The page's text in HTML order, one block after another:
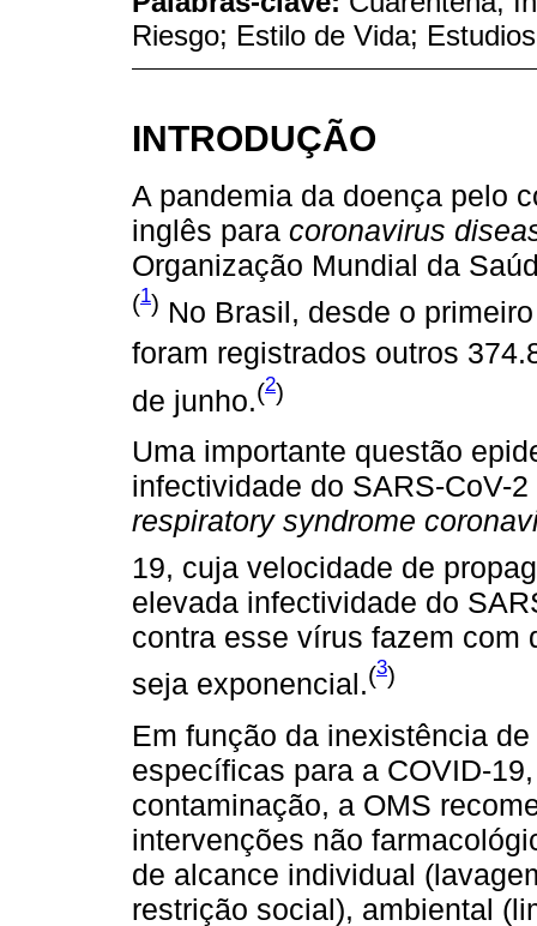
Riesgo; Estilo de Vida;
INTRODUÇÃO
A pandemia da doença pelo
inglês para coronavirus
Organização Mundial da
(1) No Brasil, desde o
foram registrados outros
de junho.(2)
Uma importante questão
infectividade do SARS-CoV-
respiratory syndrome
19, cuja velocidade de
elevada infectividade do
contra esse vírus fazem com
seja exponencial.(3)
Em função da inexistência
específicas para a COVID-
contaminação, a OMS
intervenções não
de alcance individual
restrição social), ambiental